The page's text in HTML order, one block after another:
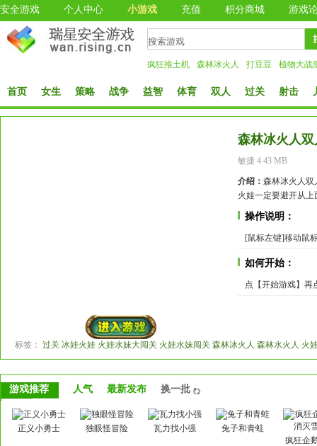
安全游戏 个人中心 小游戏 充值 积分商城 游戏
疯狂推土机 森林冰火人 打豆豆 植物大战
首页 女生 策略 战争 益智 体育 双人 过关 射击
森林冰火人
敏捷 4.43 MB
介绍： 森林冰火人双
火娃一定要避开从
操作说明：
[鼠标左键]移动鼠
如何开始：
点【开始游戏】再
标签： 过关 冰娃火娃 火娃水妹大闯关 火娃水妹闯关 森林冰火人 森林水火人 火
游戏推荐 人气 最新发布 换一批
正义小勇士 独眼怪冒险 瓦力找小强
兔子和青蛙
疯狂企